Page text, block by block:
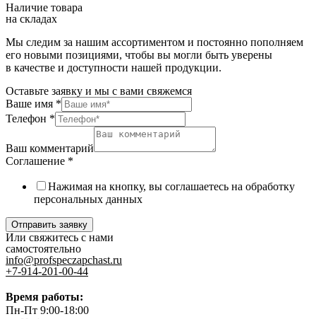
Наличие товара
на складах
Мы следим за нашим ассортиментом и постоянно пополняем
его новыми позициями, чтобы вы могли быть уверены
в качестве и доступности нашей продукции.
Оставьте заявку и мы с вами свяжемся
Ваше имя *
Телефон *
Ваш комментарий
Соглашение *
Нажимая на кнопку, вы соглашаетесь на обработку
персональных данных
Отправить заявку
Или свяжитесь с нами
самостоятельно
info@profspeczapchast.ru
+7-914-201-00-44
Время работы:
Пн-Пт 9:00-18:00